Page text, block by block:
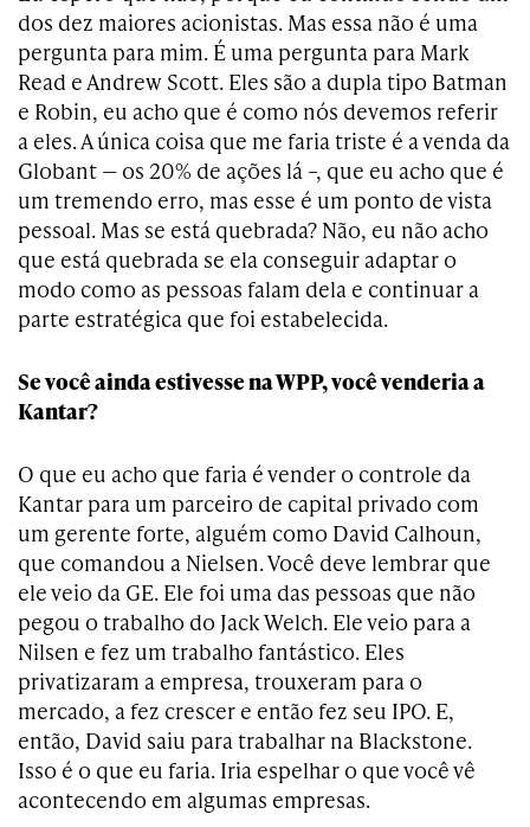
dos dez maiores acionistas. Mas essa não é uma
pergunta para mim. É uma pergunta para Mark
Read e Andrew Scott. Eles são a dupla tipo Batman
e Robin, eu acho que é como nós devemos referir
a eles. A única coisa que me faria triste é a venda da
Globant — os 20% de ações lá –, que eu acho que é
um tremendo erro, mas esse é um ponto de vista
pessoal. Mas se está quebrada? Não, eu não acho
que está quebrada se ela conseguir adaptar o
modo como as pessoas falam dela e continuar a
parte estratégica que foi estabelecida.
Se você ainda estivesse na WPP, você venderia a
Kantar?
O que eu acho que faria é vender o controle da
Kantar para um parceiro de capital privado com
um gerente forte, alguém como David Calhoun,
que comandou a Nielsen. Você deve lembrar que
ele veio da GE. Ele foi uma das pessoas que não
pegou o trabalho do Jack Welch. Ele veio para a
Nilsen e fez um trabalho fantástico. Eles
privatizaram a empresa, trouxeram para o
mercado, a fez crescer e então fez seu IPO. E,
então, David saiu para trabalhar na Blackstone.
Isso é o que eu faria. Iria espelhar o que você vê
acontecendo em algumas empresas.